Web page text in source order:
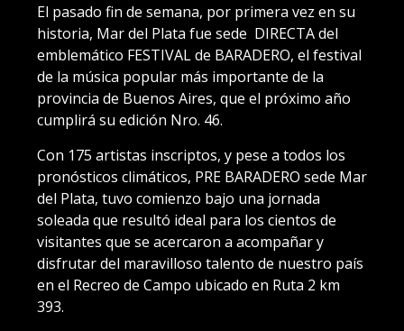
El pasado fin de semana, por primera vez en su
historia, Mar del Plata fue sede DIRECTA del
emblemático FESTIVAL de BARADERO, el festival
de la música popular más importante de la
provincia de Buenos Aires, que el próximo año
cumplirá su edición Nro. 46.
Con 175 artistas inscriptos, y pese a todos los
pronósticos climáticos, PRE BARADERO sede Mar
del Plata, tuvo comienzo bajo una jornada
soleada que resultó ideal para los cientos de
visitantes que se acercaron a acompañar y
disfrutar del maravilloso talento de nuestro país
en el Recreo de Campo ubicado en Ruta 2 km
393.